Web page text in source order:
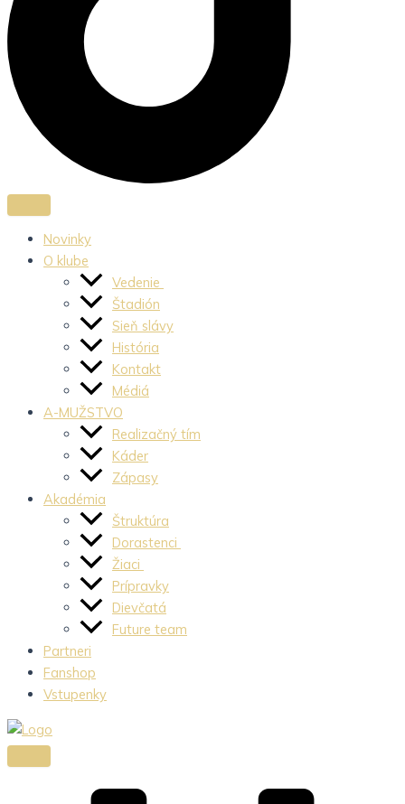
Novinky
O klube
Vedenie
Štadión
Sieň slávy
História
Kontakt
Médiá
A-MUŽSTVO
Realizačný tím
Káder
Zápasy
Akadémia
Štruktúra
Dorastenci
Žiaci
Prípravky
Dievčatá
Future team
Partneri
Fanshop
Vstupenky